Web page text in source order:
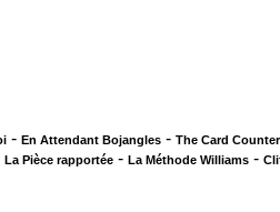
- En Attendant Bojangles - The Card Counter
La Pièce rapportée - La Méthode Williams -